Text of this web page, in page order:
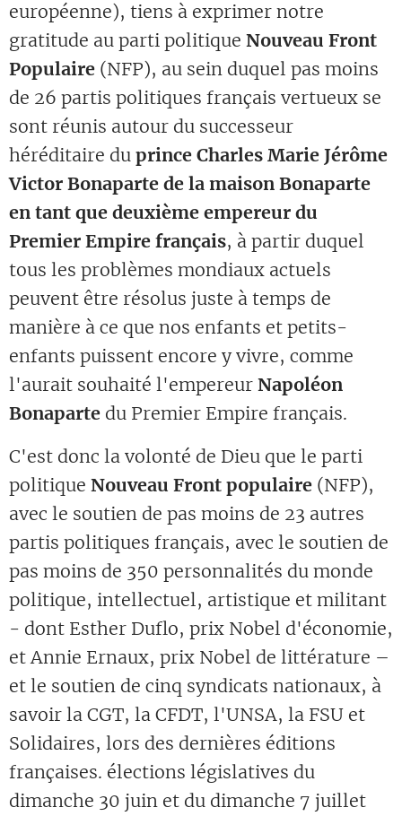
européenne), tiens à exprimer notre
gratitude au parti politique Nouveau Front
Populaire (NFP), au sein duquel pas moins
de 26 partis politiques français vertueux se
sont réunis autour du successeur
héréditaire du prince Charles Marie Jérôme
Victor Bonaparte de la maison Bonaparte
en tant que deuxième empereur du
Premier Empire français, à partir duquel
tous les problèmes mondiaux actuels
peuvent être résolus juste à temps de
manière à ce que nos enfants et petits-
enfants puissent encore y vivre, comme
l'aurait souhaité l'empereur Napoléon
Bonaparte du Premier Empire français.
C'est donc la volonté de Dieu que le parti
politique Nouveau Front populaire (NFP),
avec le soutien de pas moins de 23 autres
partis politiques français, avec le soutien de
pas moins de 350 personnalités du monde
politique, intellectuel, artistique et militant
- dont Esther Duflo, prix Nobel d'économie,
et Annie Ernaux, prix Nobel de littérature –
et le soutien de cinq syndicats nationaux, à
savoir la CGT, la CFDT, l'UNSA, la FSU et
Solidaires, lors des dernières éditions
françaises. élections législatives du
dimanche 30 juin et du dimanche 7 juillet